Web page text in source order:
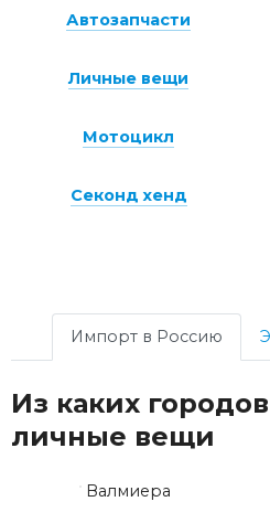
Импорт в Россию
Из каких
личные вещи
Валмиера
Автозапчасти
Личные вещи
Мотоцикл
Секонд хенд